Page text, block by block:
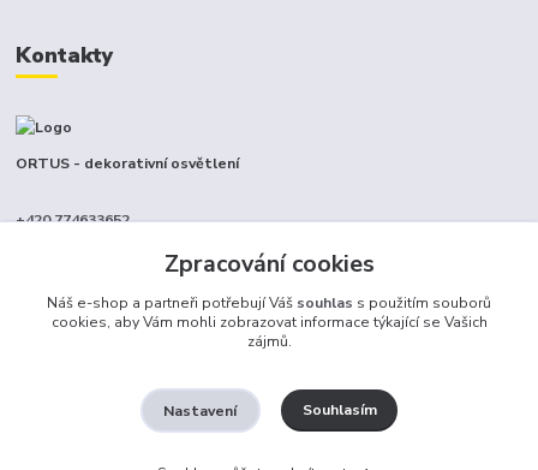
Kontakty
ORTUS - dekorativní osvětlení
+420 774633652
Zpracování cookies
Náš e-shop a partneři potřebují Váš souhlas s použitím souborů
cookies, aby Vám mohli zobrazovat informace týkající se Vašich
zájmů.
Nastavení Souhlasím